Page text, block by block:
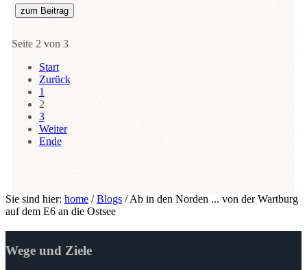
zum Beitrag
Seite 2 von 3
Start
Zurück
1
2
3
Weiter
Ende
Sie sind hier: home /Blogs /Ab in den Norden ... von der Wartburg
auf dem E6 an die Ostsee
Wege und Ziele